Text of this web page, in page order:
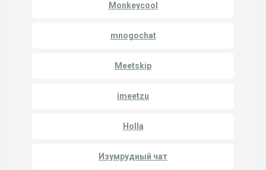
Monkeycool
mnogochat
Meetskip
imeetzu
Holla
Изумрудный чат